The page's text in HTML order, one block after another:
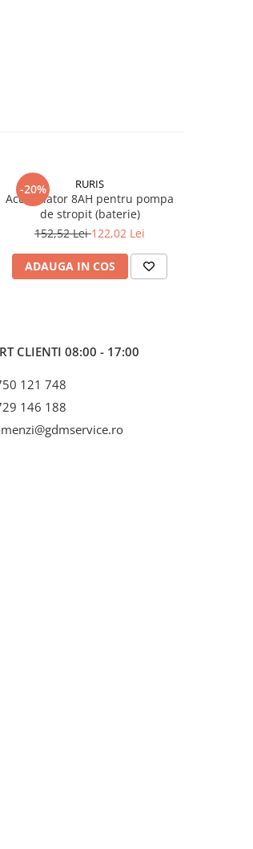
-20% RURIS
Acumulator 8AH pentru pompa
de stropit (baterie)
152,52 Lei122,02 Lei
ADAUGA IN COS
CLIENTI 08:00 - 17:00
121 748
146 188